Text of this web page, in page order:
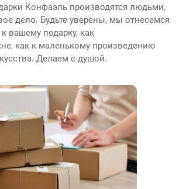
Конфаэль производятся людьми,
дело. Будьте уверены, мы отнесемся
к вашему подарку, как
как к маленькому произведению
Делаем с душой.